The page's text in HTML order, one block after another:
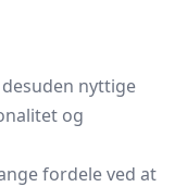
nyttige
og
fordele ved at